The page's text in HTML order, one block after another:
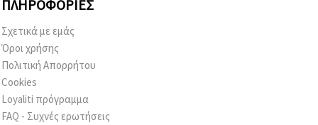
ΠΛΗΡΟΦΟΡΊΕΣ
Σχετικά με εμάς
Όροι χρήσης
Πολιτική Απορρήτου
Cookies
Loyaliti πρόγραμμα
FAQ - Συχνές ερωτήσεις